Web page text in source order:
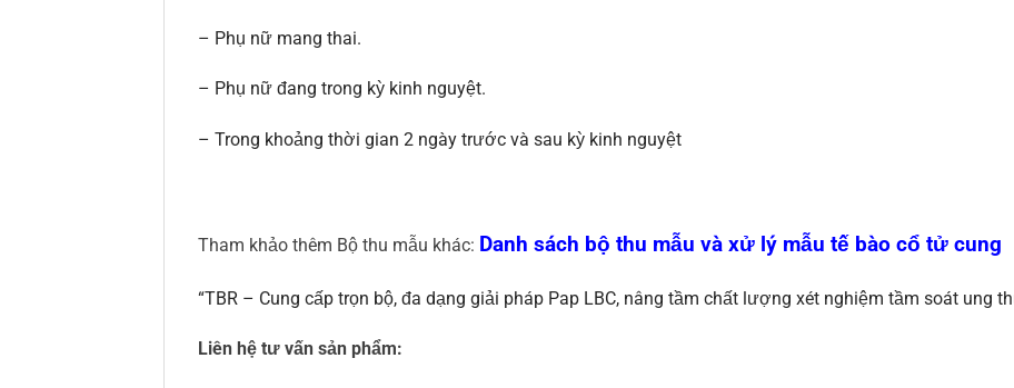
– Phụ nữ mang thai.
– Phụ nữ đang trong kỳ kinh nguyệt.
– Trong khoảng thời gian 2 ngày trước và sau kỳ kinh nguyệt
Tham khảo thêm Bộ thu mẫu khác: Danh sách bộ thu mẫu và xử lý mẫu tế bào cổ tử cung
“TBR – Cung cấp trọn bộ, đa dạng giải pháp Pap LBC, nâng tầm chất lượng xét nghiệm tầm soát ung
Liên hệ tư vấn sản phẩm: